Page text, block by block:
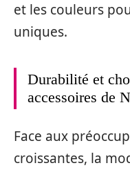
et les couleurs
uniques.
Durabilité et
accessoires de
Face aux
croissantes, la